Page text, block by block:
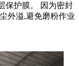
保护膜。 因为密封
外溢,避免磨粉作业